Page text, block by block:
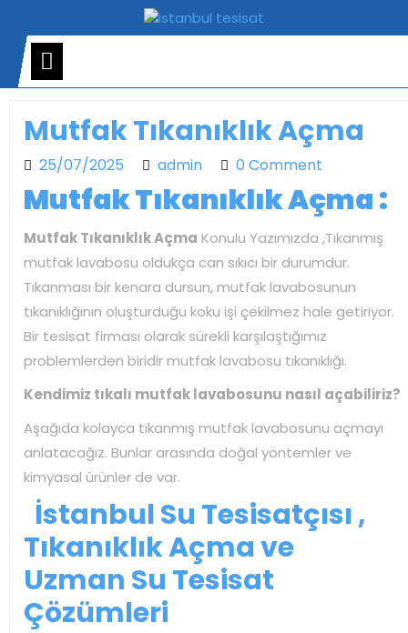
content
Mutfak Tıkanıklık Açma
25/07/2025 25/07/2025
adminadmin0 Comment
Mutfak Tıkanıklık Açma :
Mutfak Tıkanıklık Açma Konulu Yazımızda ,Tıkanmış
mutfak lavabosu oldukça can sıkıcı bir durumdur.
Tıkanması bir kenara dursun, mutfak lavabosunun
tıkanıklığının oluşturduğu koku işi çekilmez hale getiriyor.
Bir tesisat firması olarak sürekli karşılaştığımız
problemlerden biridir mutfak lavabosu tıkanıklığı.
Kendimiz tıkalı mutfak lavabosunu nasıl açabiliriz?
Aşağıda kolayca tıkanmış mutfak lavabosunu açmayı
anlatacağız. Bunlar arasında doğal yöntemler ve
kimyasal ürünler de var.
İstanbul Su Tesisatçısı ,
Tıkanıklık Açma ve
Uzman Su Tesisat
Çözümleri